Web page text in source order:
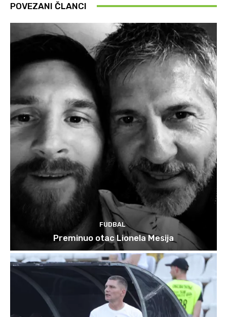
POVEZANI ČLANCI
FUDBAL
Preminuo otac Lionela Mesija